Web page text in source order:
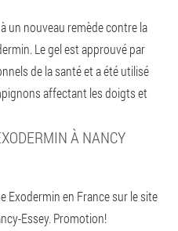
un nouveau remède contre la
Le gel est approuvé par
de la santé et a été utilisé
affectant les doigts et
À NANCY
Exodermin en France sur le site
Essey. Promotion!